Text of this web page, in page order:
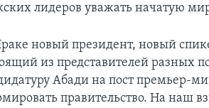
лидеров уважать начатую
новый президент, новый
из представителей разных
Абади на пост премьер-
правительство. На наш